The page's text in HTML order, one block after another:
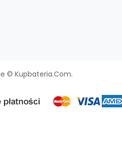
© Kupbateria.com.